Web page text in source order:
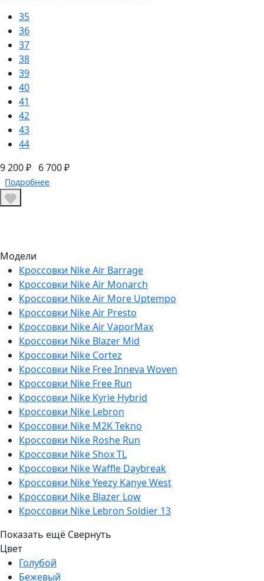
35
36
37
38
39
40
41
42
43
44
9 200 ₽ 6 700 ₽
Подробнее
Модели
Кроссовки Nike Air Barrage
Кроссовки Nike Air Monarch
Кроссовки Nike Air More Uptempo
Кроссовки Nike Air Presto
Кроссовки Nike Air VaporMax
Кроссовки Nike Blazer Mid
Кроссовки Nike Cortez
Кроссовки Nike Free Inneva Woven
Кроссовки Nike Free Run
Кроссовки Nike Kyrie Hybrid
Кроссовки Nike Lebron
Кроссовки Nike M2K Tekno
Кроссовки Nike Roshe Run
Кроссовки Nike Shox TL
Кроссовки Nike Waffle Daybreak
Кроссовки Nike Yeezy Kanye West
Кроссовки Nike Blazer Low
Кроссовки Nike Lebron Soldier 13
Показать ещё Свернуть
Цвет
Голубой
Бежевый